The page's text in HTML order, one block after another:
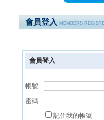
會員登入MEMBERS
會員登入
帳號 :
密碼 :
記住我的帳號